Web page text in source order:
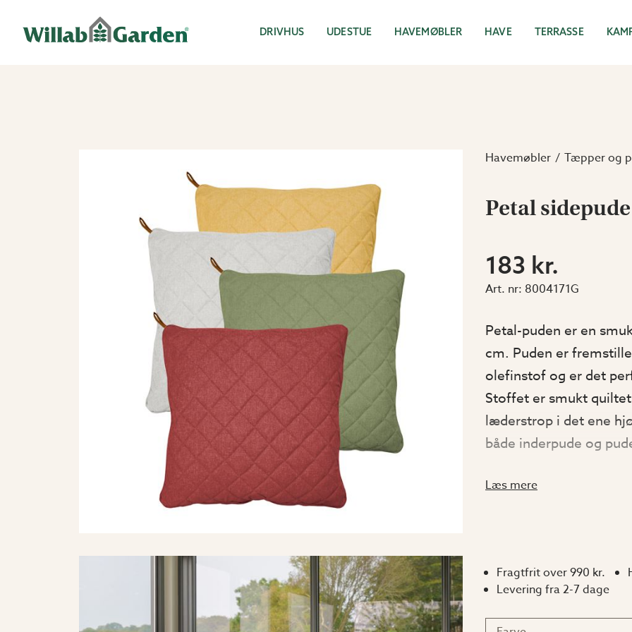
DRIVHUS UDESTUE HAVEMØBLER HAVE TERRASSE
Havemøbler Tæpper og
Petal sidepude
183 kr.
Art. nr: 8004171G
Petal-puden er en
cm. Puden er
olefinstof og er det
Stoffet er smukt
læderstrop i det ene
både inderpude og
1950'erne. Materialet
farvebestandige,
egenskaber, der gør
Læs mere
Fragtfrit over 990 kr.
Levering fra 2-7 dage